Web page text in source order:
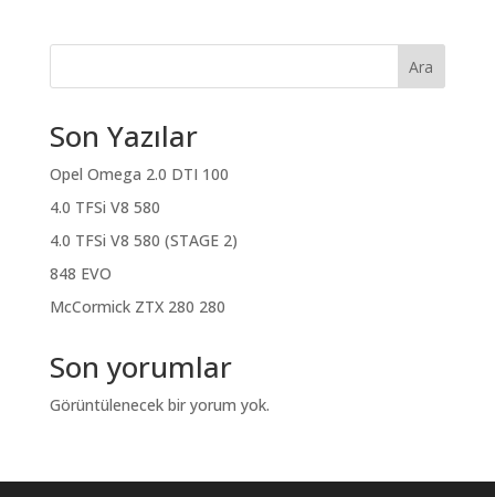
Ara
Son Yazılar
Opel Omega 2.0 DTI 100
4.0 TFSi V8 580
4.0 TFSi V8 580 (STAGE 2)
848 EVO
McCormick ZTX 280 280
Son yorumlar
Görüntülenecek bir yorum yok.